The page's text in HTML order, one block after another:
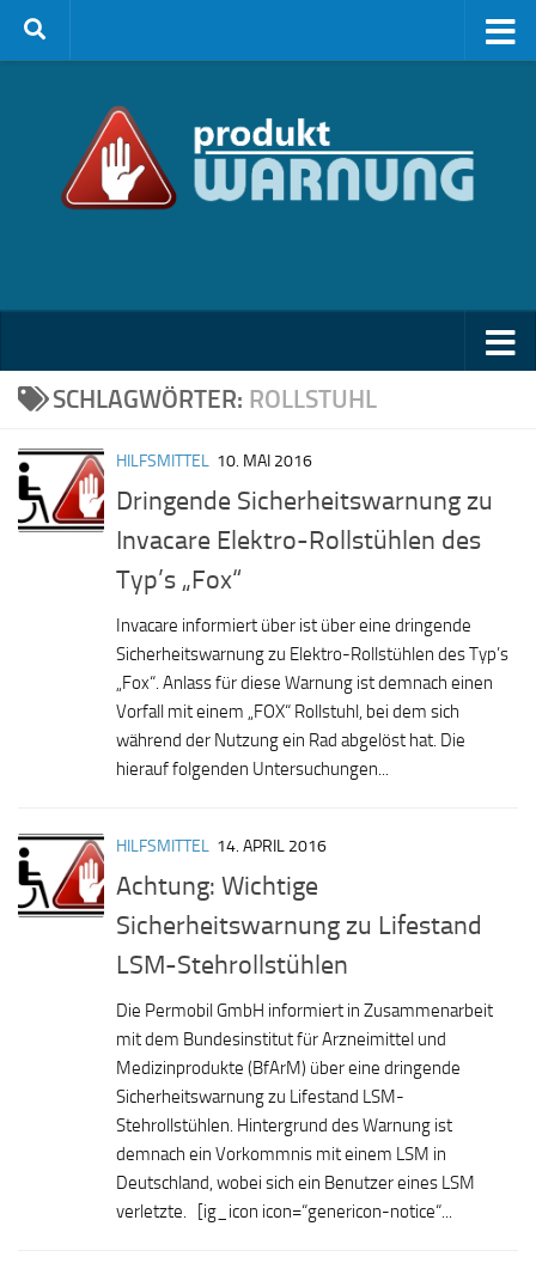
Zum Inhalt springen
SCHLAGWÖRTER: ROLLSTUHL
HILFSMITTEL 10. MAI 2016
Dringende Sicherheitswarnung zu
Invacare Elektro-Rollstühlen des
Typ’s „Fox“
Invacare informiert über ist über eine dringende
Sicherheitswarnung zu Elektro-Rollstühlen des Typ’s
„Fox“. Anlass für diese Warnung ist demnach einen
Vorfall mit einem „FOX“ Rollstuhl, bei dem sich
während der Nutzung ein Rad abgelöst hat. Die
hierauf folgenden Untersuchungen...
HILFSMITTEL 14. APRIL 2016
Achtung: Wichtige
Sicherheitswarnung zu Lifestand
LSM-Stehrollstühlen
Die Permobil GmbH informiert in Zusammenarbeit
mit dem Bundesinstitut für Arzneimittel und
Medizinprodukte (BfArM) über eine dringende
Sicherheitswarnung zu Lifestand LSM-
Stehrollstühlen. Hintergrund des Warnung ist
demnach ein Vorkommnis mit einem LSM in
Deutschland, wobei sich ein Benutzer eines LSM
verletzte. [ig_icon icon=“genericon-notice“...